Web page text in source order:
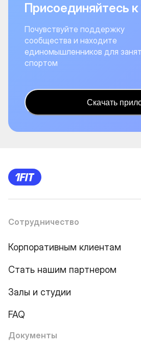
Присоединяйтесь к
Почувствуйте поддержку
сообщества и находите
единомышленников для
спортом
Скачать
Сотрудничество
Корпоративным клиентам
Стать нашим партнером
Залы и студии
FAQ
Документы